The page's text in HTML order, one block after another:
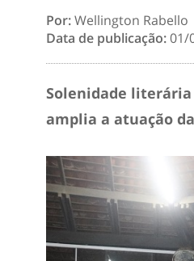
Por:Wellington Rabello
Data de publicação:01/
Solenidade literária
amplia a atuação